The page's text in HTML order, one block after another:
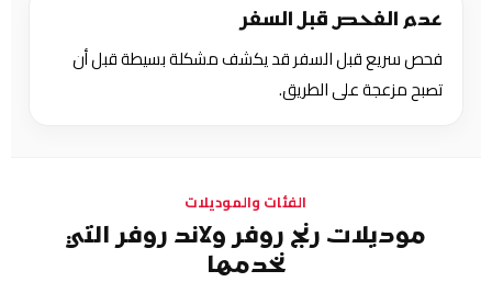
عدم الفحص قبل السفر
فحص سريع قبل السفر قد يكشف مشكلة بسيطة قبل أن
تصبح مزعجة على الطريق.
الفئات والموديلات
موديلات رنج روفر ولاند روفر التي
نخدمها